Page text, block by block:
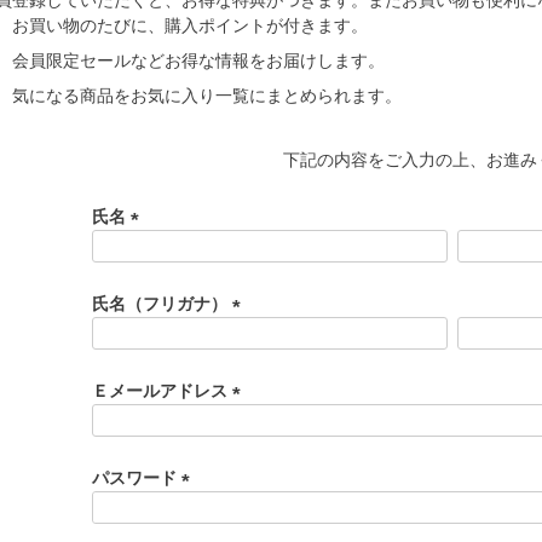
お買い物のたびに、購入ポイントが付きます。
会員限定セールなどお得な情報をお届けします。
気になる商品をお気に入り一覧にまとめられます。
下記の内容をご入力の上、お進み
氏名
須
)
氏名（フリガナ）
須
)
Ｅメールアドレス
)
パスワード